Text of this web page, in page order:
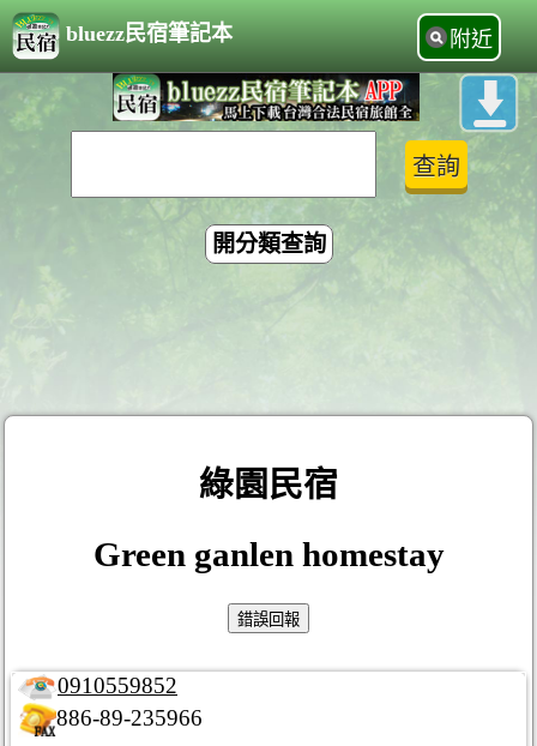
bluezz民宿筆記本 附近
開分類查詢
綠園民宿
Green ganlen homestay
0910559852
886-89-235966